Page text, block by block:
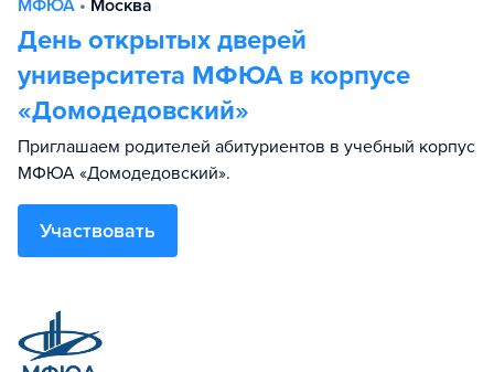
МФЮА • Москва
День открытых дверей
университета МФЮА в корпусе
«Домодедовский»
Приглашаем родителей абитуриентов в учебный корпус
МФЮА «Домодедовский».
Участвовать